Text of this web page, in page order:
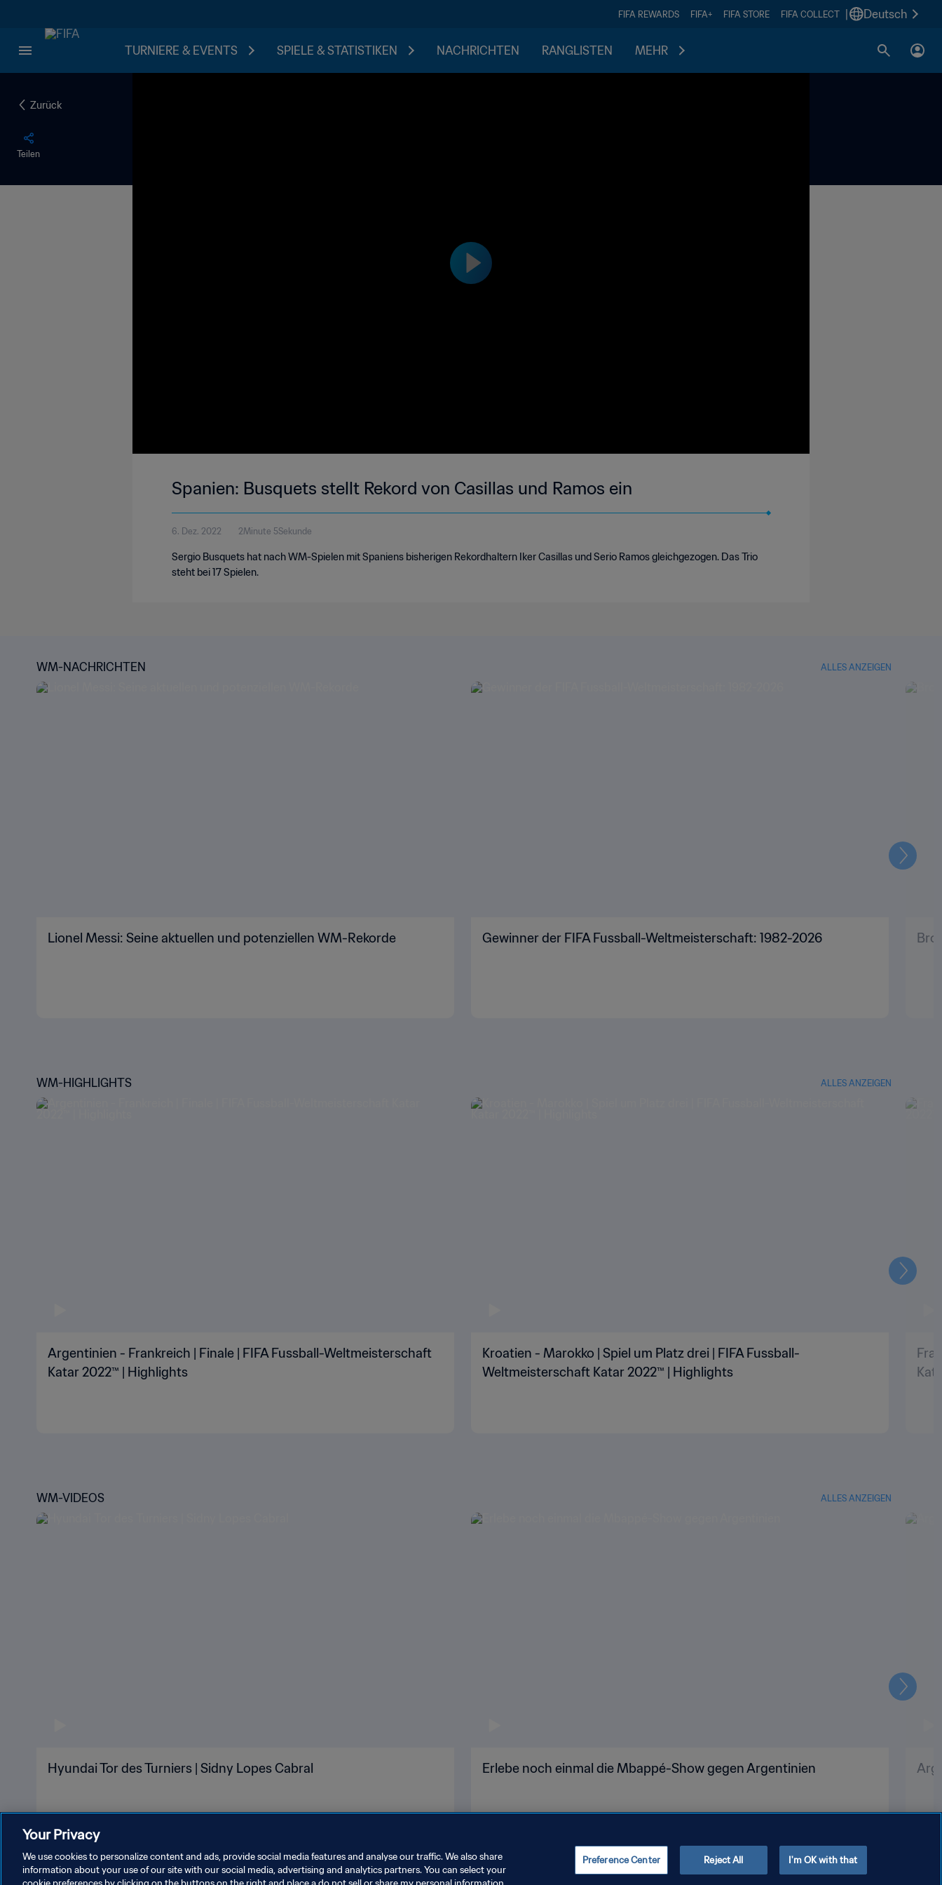
FIFA REWARDS FIFA+ FIFA STORE FIFA COLLECT Deutsch
TURNIERE & EVENTS SPIELE & STATISTIKEN NACHRICHTEN RANGLISTEN MEHR
Zurück
Teilen
Spanien: Busquets stellt Rekord von Casillas und Ramos ein
6. Dez. 2022 2Minute 5Sekunde
Sergio Busquets hat nach WM-Spielen mit Spaniens bisherigen Rekordhaltern Iker Casillas und Serio Ramos gleichgezogen. Das Trio
steht bei 17 Spielen.
WM-NACHRICHTEN ALLES ANZEIGEN
Lionel Messi: Seine aktuellen und potenziellen WM-Rekorde Gewinner der FIFA Fussball-Weltmeisterschaft: 1982-2026
Weiter
WM-HIGHLIGHTS ALLES ANZEIGEN
Argentinien - Frankreich | Finale | FIFA Fussball-Weltmeisterschaft
Katar 2022™ | Highlights
Kroatien - Marokko | Spiel um Platz drei | FIFA Fussball-
Weltmeisterschaft Katar 2022™ | Highlights
Weiter
WM-VIDEOS ALLES ANZEIGEN
Hyundai Tor des Turniers | Sidny Lopes Cabral Erlebe noch einmal die Mbappé-Show gegen Argentinien
Weiter
Your Privacy
We use cookies to personalize content and ads, provide social media features and analyse our traffic. We also share
information about your use of our site with our social media, advertising and analytics partners. You can select your
Preference Center Reject All I'm OK with that